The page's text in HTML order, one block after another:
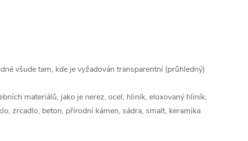
všude tam, kde je vyžadován transparentní (průhledný)
materiálů, jako je nerez, ocel, hliník, eloxovaný hliník,
zrcadlo, beton, přírodní kámen, sádra, smalt, keramika